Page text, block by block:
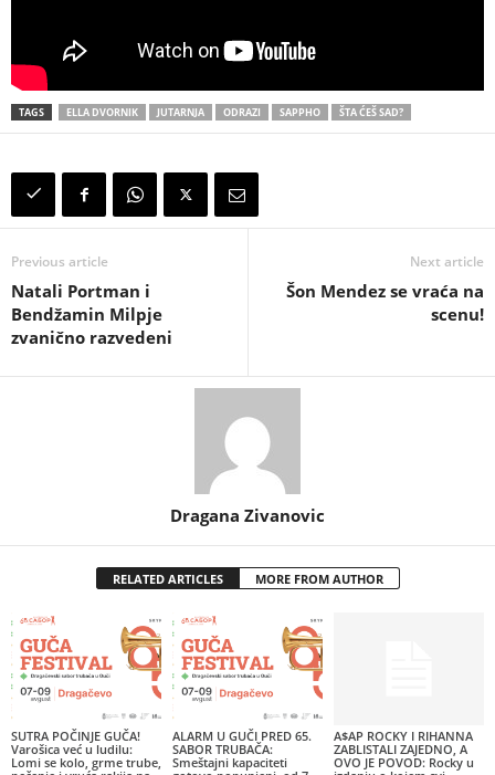
TAGS ELLA DVORNIK JUTARNJA ODRAZI SAPPHO ŠTA ĆEŠ SAD?
Previous article
Natali Portman i
Bendžamin Milpje
zvanično razvedeni
Next article
Šon Mendez se vraća na
scenu!
Dragana Zivanovic
RELATED ARTICLES MORE FROM AUTHOR
SUTRA POČINJE GUČA!
Varošica već u ludilu:
Lomi se kolo, grme trube,
ALARM U GUČI PRED 65.
SABOR TRUBAČA:
Smeštajni kapaciteti
A$AP ROCKY I RIHANNA
ZABLISTALI ZAJEDNO, A
OVO JE POVOD: Rocky u